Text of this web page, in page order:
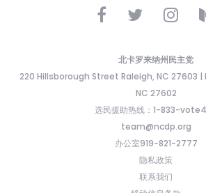
北卡罗来纳州民主党
220 Hillsborough Street Raleigh, NC 27603 |
NC 27602
选民援助热线：1-833-
team@ncdp.org
办公室919-821-2777
隐私政策
联系我们